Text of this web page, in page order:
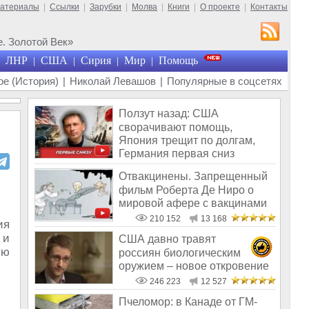
Ссылки Зарубки Молва Книги О проекте Контакты
Золотой Век»
ЛНР | США | Сирия | Мир | Помощь
(История) | Николай Левашов | Популярные в соцсетях
Ползут назад: США
сворачивают помощь,
Япония трещит по долгам,
Германия первая сниз
Отвакцинены. Запрещенный
фильм Роберта Де Ниро о
мировой афере с вакцинами
210 152 13 168
США давно травят
россиян биологическим
оружием – новое откровение
Эдварда Сноудена
246 223 12 527
Пчеломор: в Канаде от ГМ-